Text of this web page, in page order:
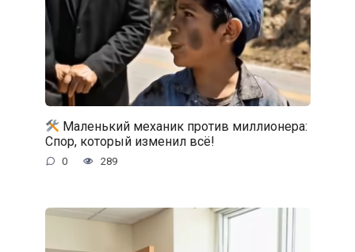
Маленький механик против миллионера:
Спор, который изменил всё!
0 289